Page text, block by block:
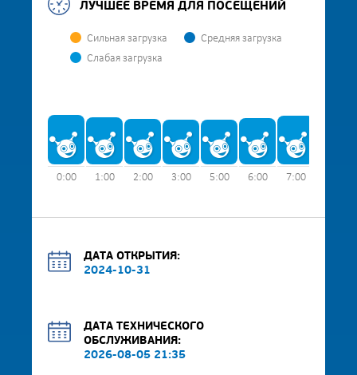
ЛУЧШЕЕ ВРЕМЯ ДЛЯ ПОСЕЩЕНИЙ
Сильная загрузка
Средняя загрузка
Слабая загрузка
0:00 1:00 2:00 3:00 5:00 6:00 7:00
ДАТА ОТКРЫТИЯ:
2024-10-31
ДАТА ТЕХНИЧЕСКОГО
ОБСЛУЖИВАНИЯ:
2026-08-05 21:35